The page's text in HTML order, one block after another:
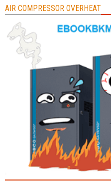
AIR COMPRESSOR OVERHEAT